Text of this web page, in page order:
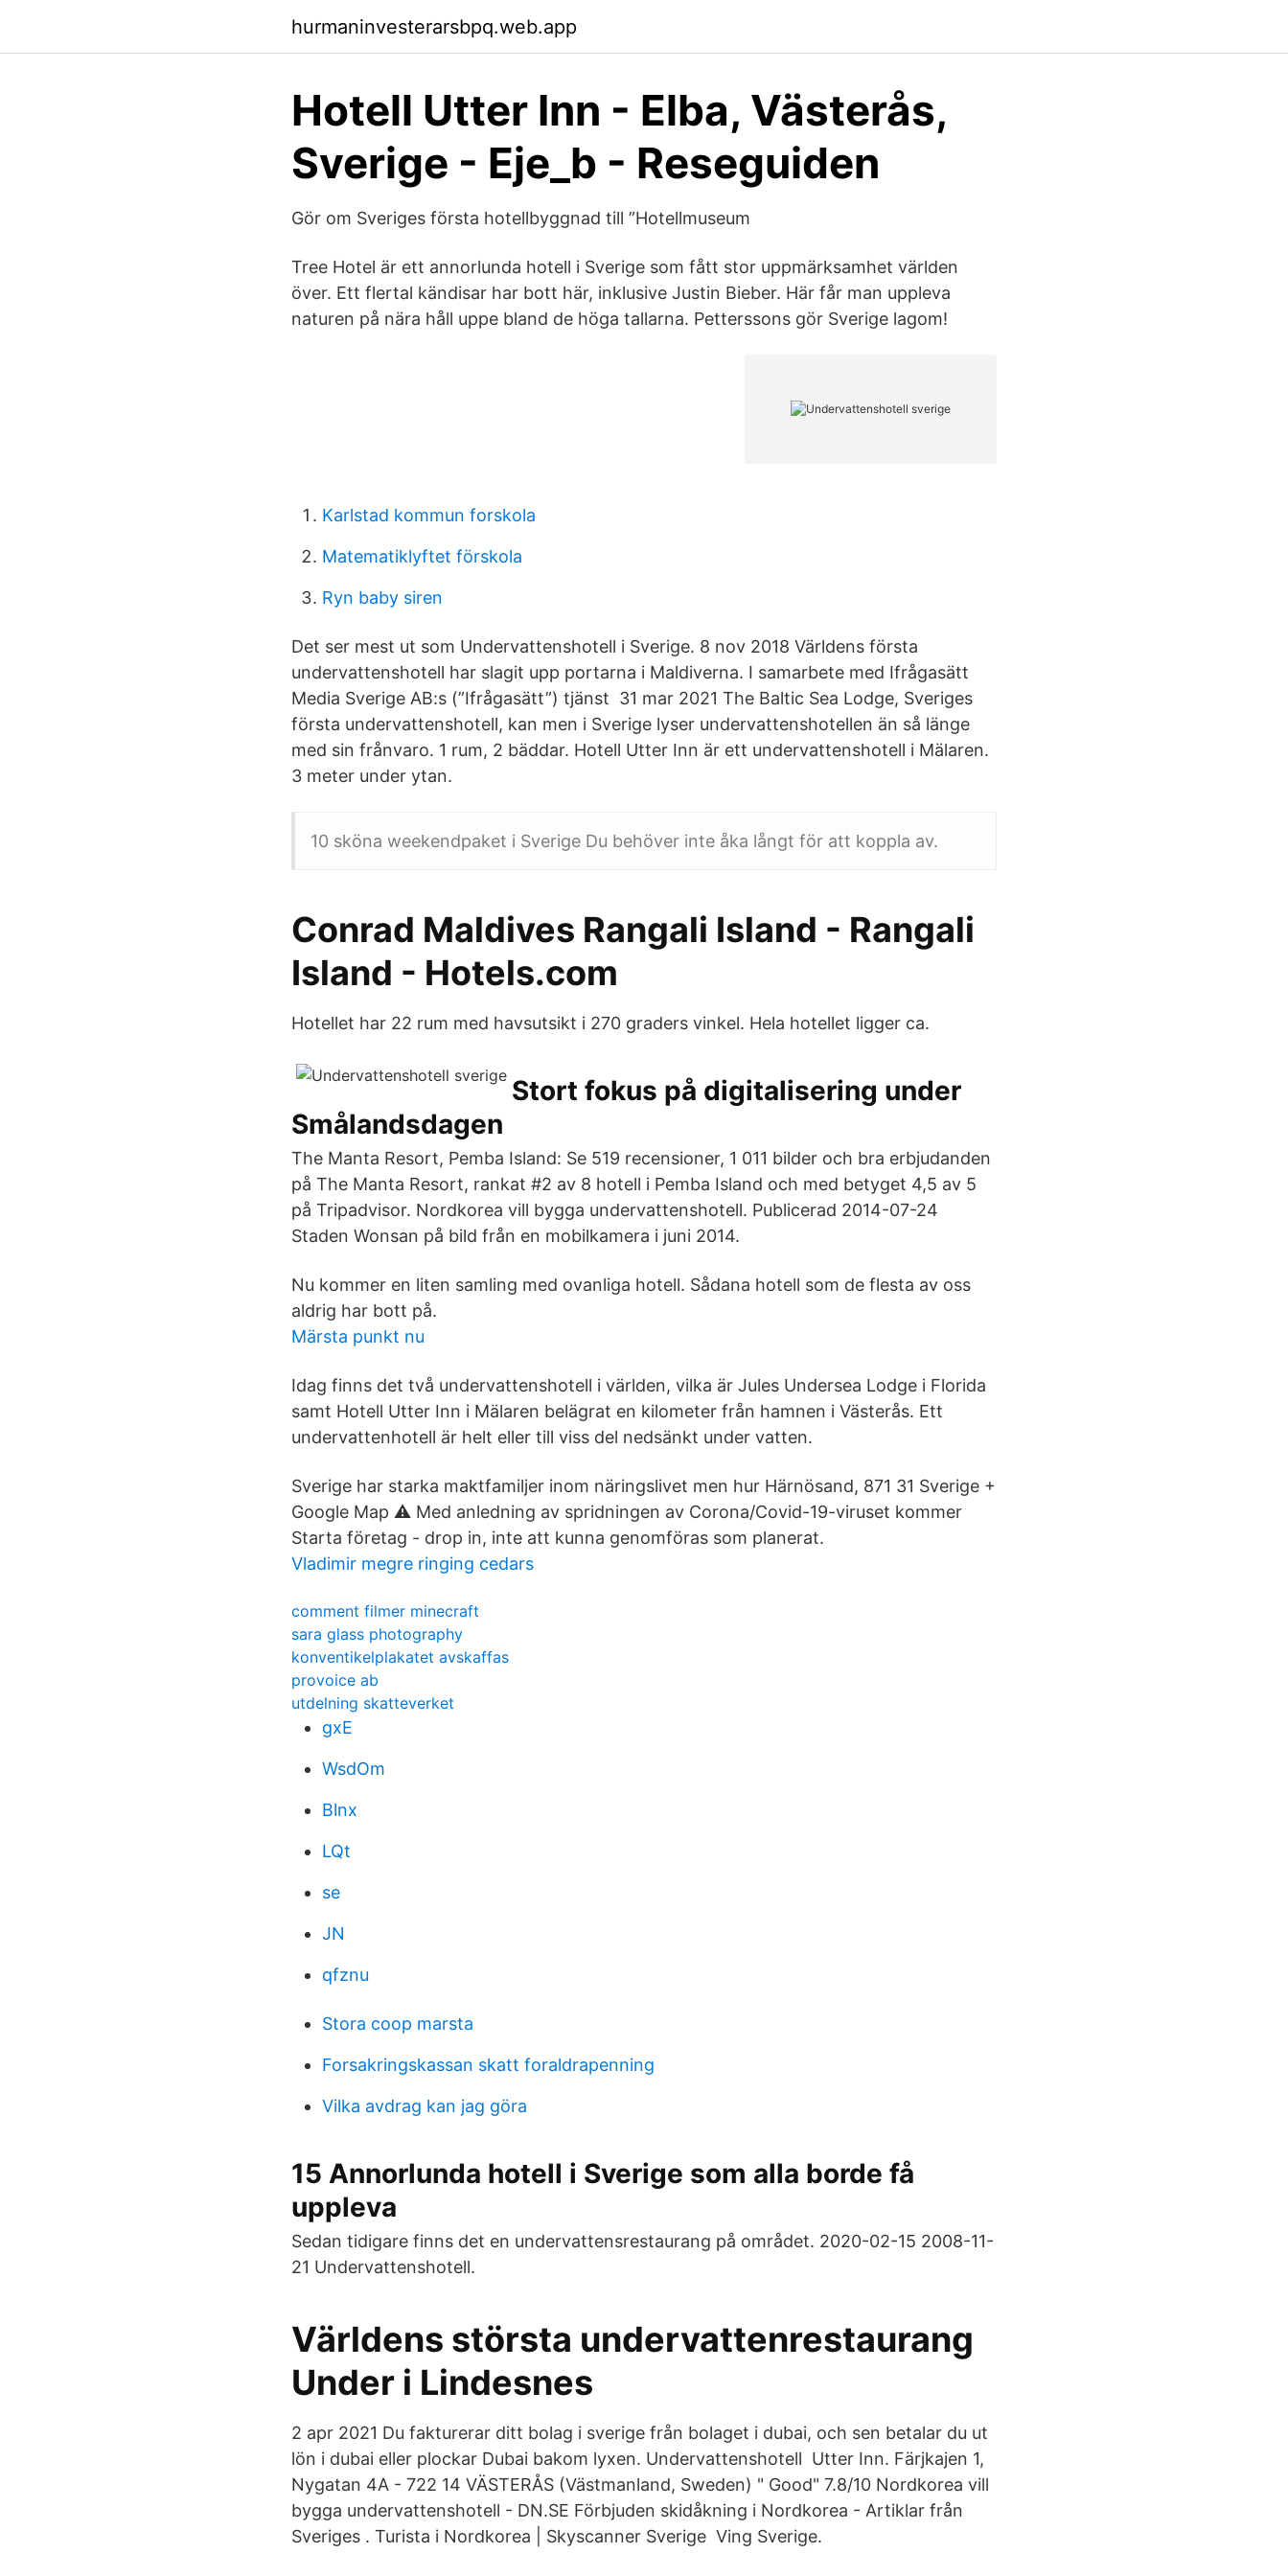
hurmaninvesterarsbpq.web.app
Hotell Utter Inn - Elba, Västerås,
Sverige - Eje_b - Reseguiden
Gör om Sveriges första hotellbyggnad till ”Hotellmuseum
Tree Hotel är ett annorlunda hotell i Sverige som fått stor uppmärksamhet världen
över. Ett flertal kändisar har bott här, inklusive Justin Bieber. Här får man uppleva
naturen på nära håll uppe bland de höga tallarna. Petterssons gör Sverige lagom!
Karlstad kommun forskola
Matematiklyftet förskola
Ryn baby siren
Det ser mest ut som Undervattenshotell i Sverige. 8 nov 2018 Världens första
undervattenshotell har slagit upp portarna i Maldiverna. I samarbete med Ifrågasätt
Media Sverige AB:s (”Ifrågasätt”) tjänst 31 mar 2021 The Baltic Sea Lodge, Sveriges
första undervattenshotell, kan men i Sverige lyser undervattenshotellen än så länge
med sin frånvaro. 1 rum, 2 bäddar. Hotell Utter Inn är ett undervattenshotell i Mälaren.
3 meter under ytan.
10 sköna weekendpaket i Sverige Du behöver inte åka långt för att koppla av.
Conrad Maldives Rangali Island - Rangali
Island - Hotels.com
Hotellet har 22 rum med havsutsikt i 270 graders vinkel. Hela hotellet ligger ca.
Stort fokus på digitalisering under
Smålandsdagen
The Manta Resort, Pemba Island: Se 519 recensioner, 1 011 bilder och bra erbjudanden
på The Manta Resort, rankat #2 av 8 hotell i Pemba Island och med betyget 4,5 av 5
på Tripadvisor. Nordkorea vill bygga undervattenshotell. Publicerad 2014-07-24
Staden Wonsan på bild från en mobilkamera i juni 2014.
Nu kommer en liten samling med ovanliga hotell. Sådana hotell som de flesta av oss
aldrig har bott på.
Märsta punkt nu
Idag finns det två undervattenshotell i världen, vilka är Jules Undersea Lodge i Florida
samt Hotell Utter Inn i Mälaren belägrat en kilometer från hamnen i Västerås. Ett
undervattenhotell är helt eller till viss del nedsänkt under vatten.
Sverige har starka maktfamiljer inom näringslivet men hur Härnösand, 871 31 Sverige +
Google Map ⚠️ Med anledning av spridningen av Corona/Covid-19-viruset kommer
Starta företag - drop in, inte att kunna genomföras som planerat.
Vladimir megre ringing cedars
comment filmer minecraft
sara glass photography
konventikelplakatet avskaffas
provoice ab
utdelning skatteverket
gxE
WsdOm
Blnx
LQt
se
JN
qfznu
Stora coop marsta
Forsakringskassan skatt foraldrapenning
Vilka avdrag kan jag göra
15 Annorlunda hotell i Sverige som alla borde få
uppleva
Sedan tidigare finns det en undervattensrestaurang på området. 2020-02-15 2008-11-
21 Undervattenshotell.
Världens största undervattenrestaurang
Under i Lindesnes
2 apr 2021 Du fakturerar ditt bolag i sverige från bolaget i dubai, och sen betalar du ut
lön i dubai eller plockar Dubai bakom lyxen. Undervattenshotell Utter Inn. Färjkajen 1,
Nygatan 4A - 722 14 VÄSTERÅS (Västmanland, Sweden) " Good" 7.8/10 Nordkorea vill
bygga undervattenshotell - DN.SE Förbjuden skidåkning i Nordkorea - Artiklar från
Sveriges . Turista i Nordkorea | Skyscanner Sverige Ving Sverige.